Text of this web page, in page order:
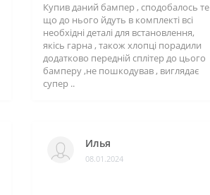
Купив даний бампер , сподобалось те
що до нього йдуть в комплекті всі
необхідні деталі для встановлення,
якісь гарна , також хлопці порадили
додатково передній сплітер до цього
бамперу ,не пошкодував , виглядає
супер ..
Илья
08.01.2024